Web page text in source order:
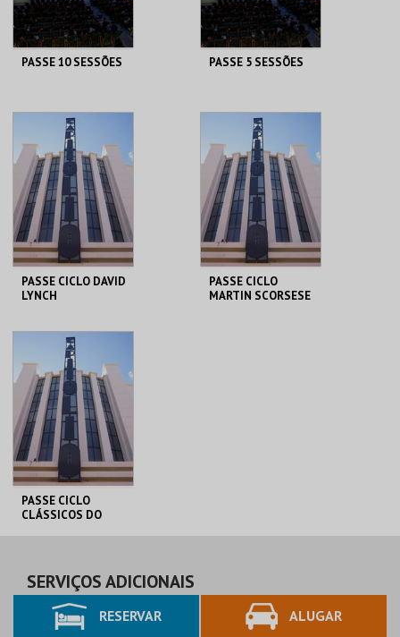
PASSE 10 SESSÕES
AQUISIÇÃO
MAIS INFO
COMPRAR
PASSE 5 SESSÕES
AQUISIÇÃO
MAIS INFO
COMPRAR
PASSE CICLO DAVID
LYNCH
AQUISIÇÃO
MAIS INFO
COMPRAR
PASSE CICLO
MARTIN SCORSESE
PASSE CICLO
CLÁSSICOS DO
AQUISIÇÃO
MAIS INFO
SERVIÇOS ADICIONAIS
RESERVAR ALUGAR